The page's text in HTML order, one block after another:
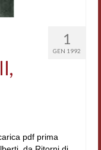
1
GEN 1992
pdf prima